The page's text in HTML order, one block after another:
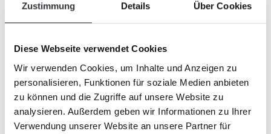
Zustimmung Details Über Cookies
Diese Webseite verwendet Cookies
Wir verwenden Cookies, um Inhalte und Anzeigen zu
personalisieren, Funktionen für soziale Medien anbieten
zu können und die Zugriffe auf unsere Website zu
analysieren. Außerdem geben wir Informationen zu Ihrer
Verwendung unserer Website an unsere Partner für